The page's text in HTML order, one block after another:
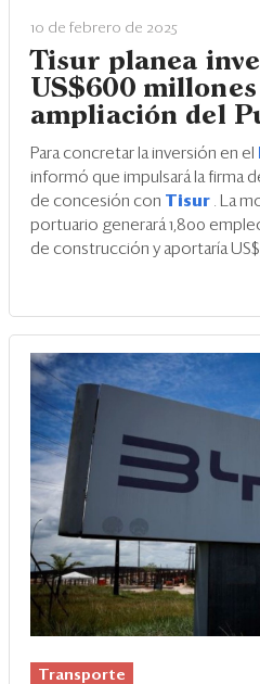
10 de febrero de 2025
Tisur planea
US$600
ampliación del
Para concretar la inversión en el
informó que impulsará la firma
de concesión con Tisur
. La
portuario generará 1,800
de construcción y aportaría
Transporte